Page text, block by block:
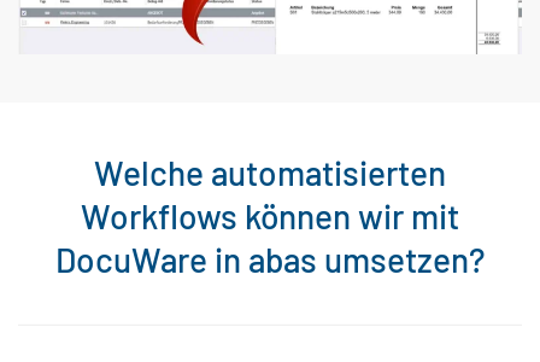
Welche automatisierten
Workflows können wir mit
DocuWare in abas umsetzen?